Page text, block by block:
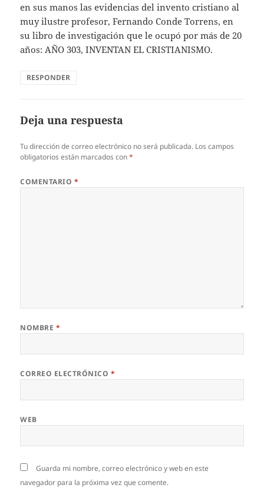
en sus manos las evidencias del invento cristiano al
muy ilustre profesor, Fernando Conde Torrens, en
su libro de investigación que le ocupó por más de 20
años: AÑO 303, INVENTAN EL CRISTIANISMO.
RESPONDER
Deja una respuesta
Tu dirección de correo electrónico no será publicada. Los campos
obligatorios están marcados con*
COMENTARIO *
NOMBRE *
CORREO ELECTRÓNICO *
WEB
Guarda mi nombre, correo electrónico y web en este
navegador para la próxima vez que comente.